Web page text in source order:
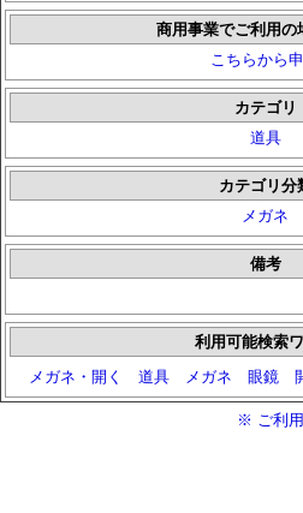
商用事業でご利用の
こちらから
カテゴリ
道具
カテゴリ分
メガネ
備考
利用可能検索
メガネ・開く
道具 メガネ 眼鏡
※ ご利用